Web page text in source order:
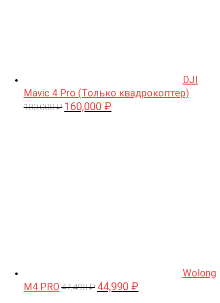
DJI
Mavic 4 Pro (Только квадрокоптер)
180,000₽ Первоначальная
160,000 ₽
Wolong
M4 PRO 47,490₽ Первоначальная
44,990 ₽